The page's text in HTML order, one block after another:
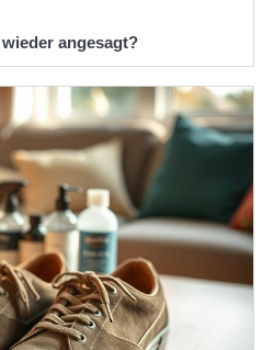
angesagt?